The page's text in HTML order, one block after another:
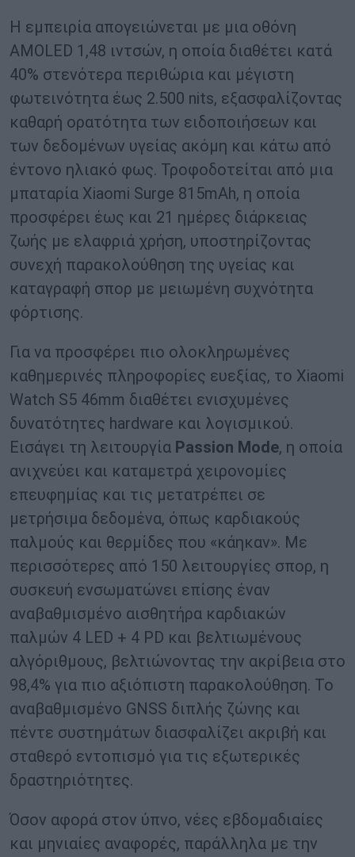
Η εμπειρία απογειώνεται με μια οθόνη
AMOLED 1,48 ιντσών, η οποία διαθέτει κατά
40% στενότερα περιθώρια και μέγιστη
φωτεινότητα έως 2.500 nits, εξασφαλίζοντας
καθαρή ορατότητα των ειδοποιήσεων και
των δεδομένων υγείας ακόμη και κάτω από
έντονο ηλιακό φως. Τροφοδοτείται από μια
μπαταρία Xiaomi Surge 815mAh, η οποία
προσφέρει έως και 21 ημέρες διάρκειας
ζωής με ελαφριά χρήση, υποστηρίζοντας
συνεχή παρακολούθηση της υγείας και
καταγραφή σπορ με μειωμένη συχνότητα
φόρτισης.
Για να προσφέρει πιο ολοκληρωμένες
καθημερινές πληροφορίες ευεξίας, το Xiaomi
Watch S5 46mm διαθέτει ενισχυμένες
δυνατότητες hardware και λογισμικού.
Εισάγει τη λειτουργία Passion Mode, η οποία
ανιχνεύει και καταμετρά χειρονομίες
επευφημίας και τις μετατρέπει σε
μετρήσιμα δεδομένα, όπως καρδιακούς
παλμούς και θερμίδες που «κάηκαν». Με
περισσότερες από 150 λειτουργίες σπορ, η
συσκευή ενσωματώνει επίσης έναν
αναβαθμισμένο αισθητήρα καρδιακών
παλμών 4 LED + 4 PD και βελτιωμένους
αλγόριθμους, βελτιώνοντας την ακρίβεια στο
98,4% για πιο αξιόπιστη παρακολούθηση. Το
αναβαθμισμένο GNSS διπλής ζώνης και
πέντε συστημάτων διασφαλίζει ακριβή και
σταθερό εντοπισμό για τις εξωτερικές
δραστηριότητες.
Όσον αφορά στον ύπνο, νέες εβδομαδιαίες
και μηνιαίες αναφορές, παράλληλα με την